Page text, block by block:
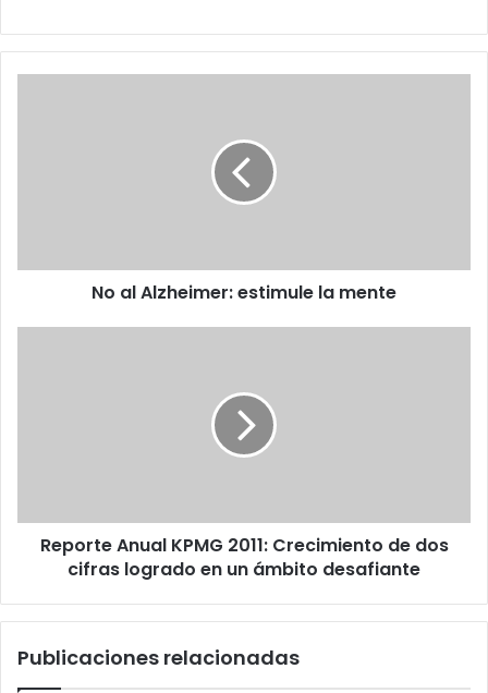
No al Alzheimer: estimule la mente
logrado
Reporte Anual KPMG 2011: Crecimiento de dos
cifras logrado en un ámbito desafiante
Publicaciones relacionadas